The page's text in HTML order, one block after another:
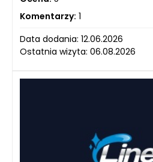
Komentarzy: 1
Data dodania: 12.06.2026
Ostatnia wizyta: 06.08.2026